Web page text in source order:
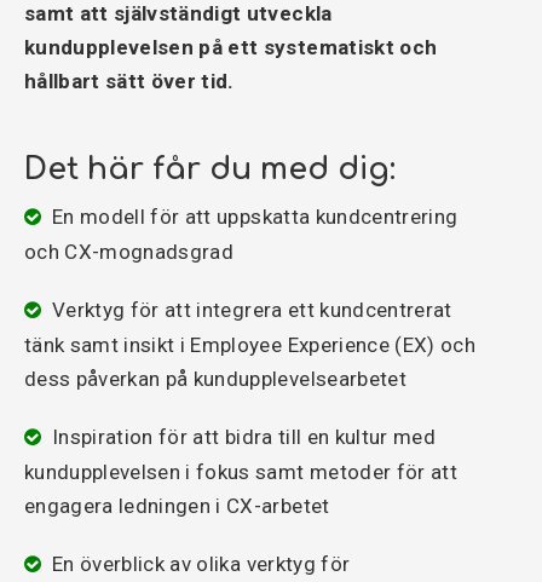
samt att självständigt utveckla
kundupplevelsen på ett systematiskt och
hållbart sätt över tid.
Det här får du med dig:
En modell för att uppskatta kundcentrering
och CX-mognadsgrad
Verktyg för att integrera ett kundcentrerat
tänk samt insikt i Employee Experience (EX) och
dess påverkan på kundupplevelsearbetet
Inspiration för att bidra till en kultur med
kundupplevelsen i fokus samt metoder för att
engagera ledningen i CX-arbetet
En överblick av olika verktyg för